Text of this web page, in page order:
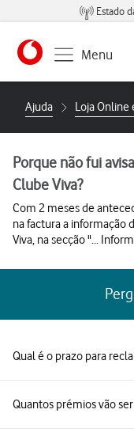
Estado
Menu
Ajuda Loja Online
Porque não fui
Clube Viva?
Com 2 meses de
na factura a informação
Viva, na secção "...
Qual é o prazo para
Quantos prémios vão